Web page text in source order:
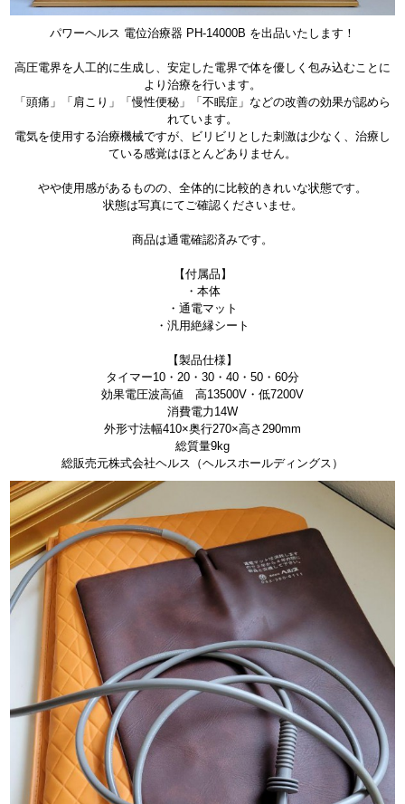
パワーヘルス 電位治療器 PH-14000B を出品いたします！
高圧電界を人工的に生成し、安定した電界で体を優しく包み込むことに
より治療を行います。
「頭痛」「肩こり」「慢性便秘」「不眠症」などの改善の効果が認めら
れています。
電気を使用する治療機械ですが、ビリビリとした刺激は少なく、治療し
ている感覚はほとんどありません。
やや使用感があるものの、全体的に比較的きれいな状態です。
状態は写真にてご確認くださいませ。
商品は通電確認済みです。
【付属品】
・本体
・通電マット
・汎用絶縁シート
【製品仕様】
タイマー10・20・30・40・50・60分
効果電圧波高値 高13500V・低7200V
消費電力14W
外形寸法幅410×奥行270×高さ290mm
総質量9kg
総販売元株式会社ヘルス（ヘルスホールディングス）